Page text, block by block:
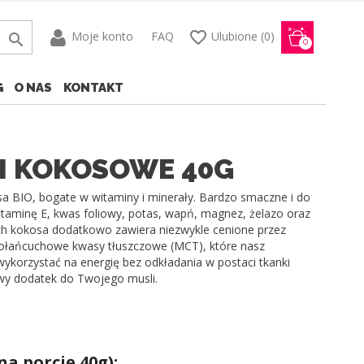
 Moje konto FAQ favorite_border Ulubione (0) 0
O NAS KONTAKT
KOKOSOWE 40G
BIO, bogate w witaminy i minerały. Bardzo smaczne i do
E, kwas foliowy, potas, wapń, magnez, żelazo oraz
kokosa dodatkowo zawiera niezwykle cenione przez
kwasy tłuszczowe (MCT), które nasz
na energię bez odkładania w postaci tkanki
dodatek do Twojego musli.